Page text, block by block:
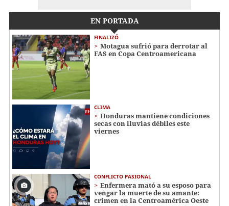
EN PORTADA
FINALIZÓ
Motagua sufrió para derrotar al
FAS en Copa Centroamericana
CLIMA
Honduras mantiene condiciones
secas con lluvias débiles este
viernes
CONFLICTO PASIONAL
Enfermera mató a su esposo para
vengar la muerte de su amante:
crimen en la Centroamérica Oeste